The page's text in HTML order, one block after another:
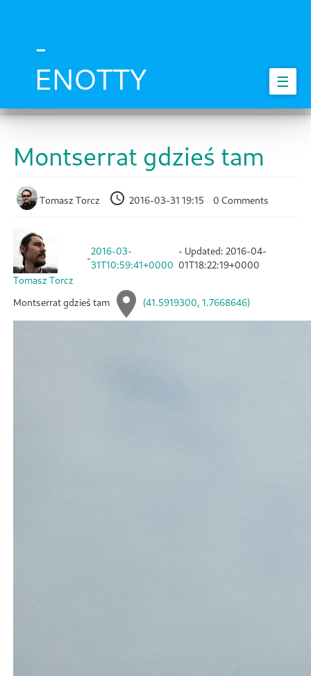
-
ENOTTY
☰
Montserrat gdzieś tam
Tomasz Torcz 2016-03-31 19:15 0 Comments
Tomasz Torcz
-
2016-03-
31T10:59:41+0000
- Updated: 2016-04-
01T18:22:19+0000
Montserrat gdzieś tam (41.5919300, 1.7668646)